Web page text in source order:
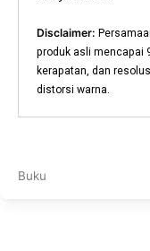
Disclaimer:
produk asli mencapai
kerapatan, dan
distorsi warna.
Buku